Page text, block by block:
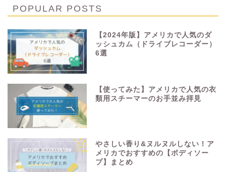
POPULAR POSTS
【2024年版】アメリカで人気のダ
ッシュカム（ドライブレコーダー）
6選
【使ってみた】アメリカで人気の衣
類用スチーマーのお手並み拝見
やさしい香り&ヌルヌルしない！ア
メリカでおすすめの【ボディソー
プ】まとめ